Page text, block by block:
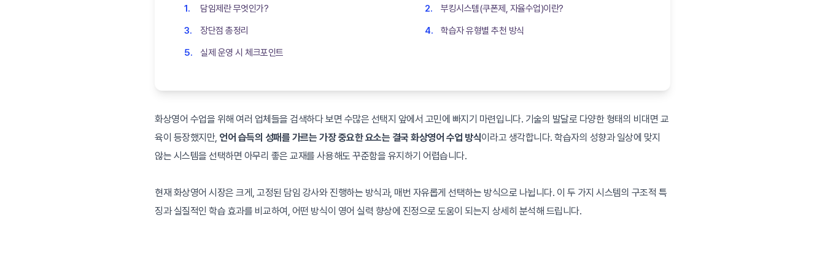
담임제란 무엇인가? ‍
부킹시스템(쿠폰제, 자율수업)이란?
장단점 총정리
학습자 유형별 추천 방식
실제 운영 시 체크포인트
화상영어 수업을 위해 여러 업체들을 검색하다 보면 수많은 선택지 앞에서 고민에 빠지기 마련입니다. 기술의 발달로 다양한 형태의 비대면 교
육이 등장했지만, 언어 습득의 성패를 가르는 가장 중요한 요소는 결국 화상영어 수업 방식이라고 생각합니다. 학습자의 성향과 일상에 맞지
않는 시스템을 선택하면 아무리 좋은 교재를 사용해도 꾸준함을 유지하기 어렵습니다.
현재 화상영어 시장은 크게, 고정된 담임 강사와 진행하는 방식과, 매번 자유롭게 선택하는 방식으로 나뉩니다. 이 두 가지 시스템의 구조적 특
징과 실질적인 학습 효과를 비교하여, 어떤 방식이 영어 실력 향상에 진정으로 도움이 되는지 상세히 분석해 드립니다.